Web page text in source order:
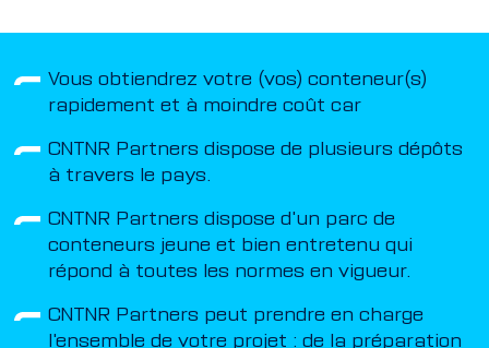
Vous obtiendrez votre (vos) conteneur(s)
rapidement et à moindre coût car
CNTNR Partners dispose de plusieurs dépôts
à travers le pays.
CNTNR Partners dispose d'un parc de
conteneurs jeune et bien entretenu qui
répond à toutes les normes en vigueur.
CNTNR Partners peut prendre en charge
l'ensemble de votre projet : de la préparation